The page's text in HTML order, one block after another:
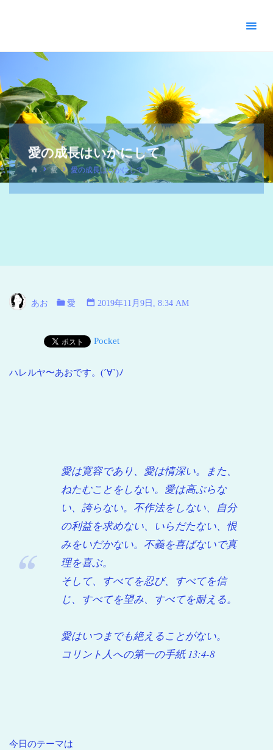
ス
教
福
宣
会
_
摂
海
愛の成長はいかにして
愛 愛の成長はいかにして
あお 愛 2019年11月9日, 8:34 AM
Pocket
ハレルヤ〜あおです。(´∀`)ﾉ
愛は寛容であり、愛は情深い。また、
ねたむことをしない。愛は高ぶらな
い、誇らない。不作法をしない、自分
の利益を求めない、いらだたない、恨
みをいだかない。不義を喜ばないで真
理を喜ぶ。
そして、すべてを忍び、すべてを信
じ、すべてを望み、すべてを耐える。
愛はいつまでも絶えることがない。
コリント人への第一の手紙 13:4-8
今日のテーマは